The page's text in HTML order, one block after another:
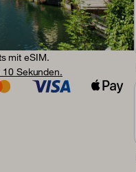
mit eSIM.
Sekunden.